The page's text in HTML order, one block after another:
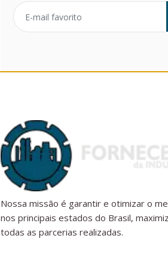
Nossa missão é garantir e otimizar o
nos principais estados do Brasil,
todas as parcerias realizadas.